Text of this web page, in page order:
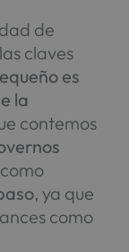
de
claves
es
la
contemos
, ya que
como